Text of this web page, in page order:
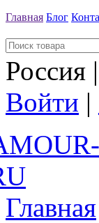
Главная Блог
Россия
Войти |
Главная